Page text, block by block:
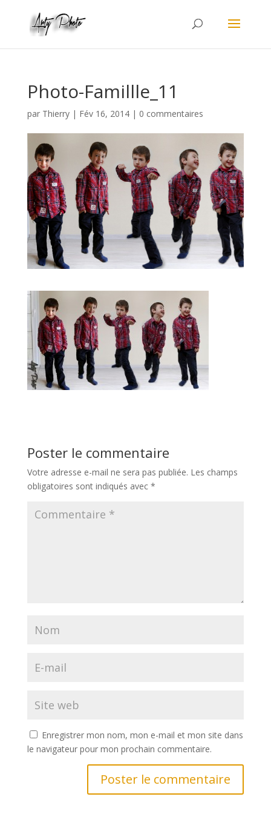
Photo-Famillle_11
par Thierry| Fév 16, 2014| 0 commentaires
Poster le commentaire
Votre adresse e-mail ne sera pas publiée. Les champs
obligatoires sont indiqués avec *
Enregistrer mon nom, mon e-mail et mon site dans
le navigateur pour mon prochain commentaire.